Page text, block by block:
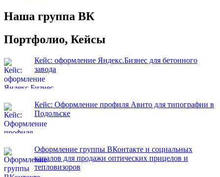
Наша группа ВК
Портфолио, Кейсы
Кейс: оформление Яндекс.Бизнес для бетонного
завода
Кейс: Оформление профиля Авито для типографии в
Подольске
Оформление группы ВКонтакте и социальных
каналов для продажи оптических прицелов и
тепловизоров